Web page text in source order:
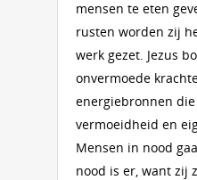
mensen te eten
rusten worden zij
werk gezet. Jezus
onvermoede
energiebronnen
vermoeidheid en
Mensen in nood
nood is er, want zij